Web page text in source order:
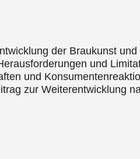
der Braukunst
und
und
zur Weiterentwicklung